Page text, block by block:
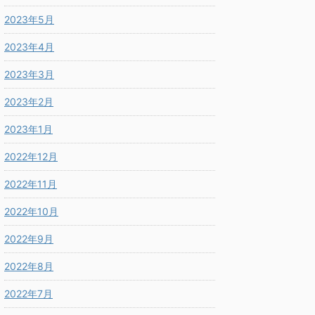
2023年5月
2023年4月
2023年3月
2023年2月
2023年1月
2022年12月
2022年11月
2022年10月
2022年9月
2022年8月
2022年7月